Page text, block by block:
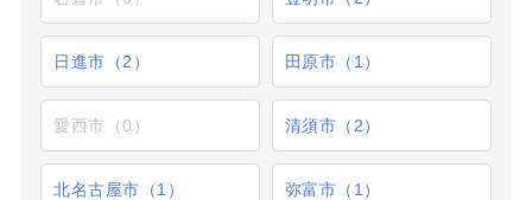
日進市（2） 田原市（1）
愛西市（0） 清須市（2）
北名古屋市（1） 弥富市（1）